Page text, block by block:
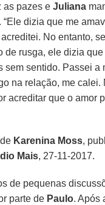
as pazes eJuliana
dizia que me
No entanto,
de rusga, ele dizia
sem sentido. Passei a
na relação, me calei.
acreditar que o amor
Karenina Moss,
Mais, 27-11-2017.
de pequenas
parte de Paulo. Após